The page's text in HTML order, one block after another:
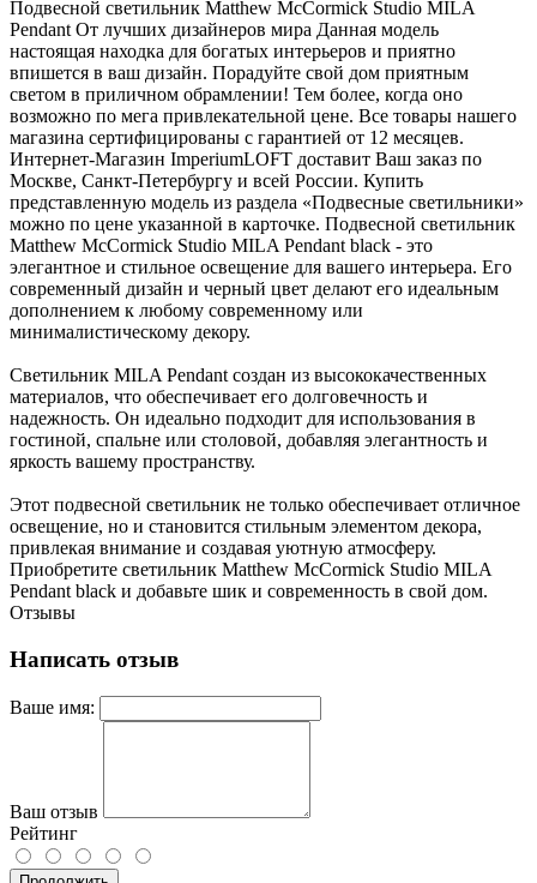
Подвесной светильник Matthew McCormick Studio MILA
Pendant От лучших дизайнеров мира Данная модель
настоящая находка для богатых интерьеров и приятно
впишется в ваш дизайн. Порадуйте свой дом приятным
светом в приличном обрамлении! Тем более, когда оно
возможно по мега привлекательной цене. Все товары нашего
магазина сертифицированы с гарантией от 12 месяцев.
Интернет-Магазин ImperiumLOFT доставит Ваш заказ по
Москве, Санкт-Петербургу и всей России. Купить
представленную модель из раздела «Подвесные светильники»
можно по цене указанной в карточке. Подвесной светильник
Matthew McCormick Studio MILA Pendant black - это
элегантное и стильное освещение для вашего интерьера. Его
современный дизайн и черный цвет делают его идеальным
дополнением к любому современному или
минималистическому декору.
Светильник MILA Pendant создан из высококачественных
материалов, что обеспечивает его долговечность и
надежность. Он идеально подходит для использования в
гостиной, спальне или столовой, добавляя элегантность и
яркость вашему пространству.
Этот подвесной светильник не только обеспечивает отличное
освещение, но и становится стильным элементом декора,
привлекая внимание и создавая уютную атмосферу.
Приобретите светильник Matthew McCormick Studio MILA
Pendant black и добавьте шик и современность в свой дом.
Отзывы
Написать отзыв
Ваше имя:
Ваш отзыв
Рейтинг